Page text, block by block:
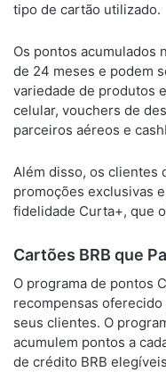
tipo de cartão utilizado.
Os pontos acumulados
de 24 meses e podem
variedade de produtos
celular, vouchers de
parceiros aéreos e
Além disso, os clientes
promoções exclusivas
fidelidade Curta+, que
Cartões BRB que
O programa de pontos
recompensas oferecido
seus clientes. O
acumulem pontos a
de crédito BRB